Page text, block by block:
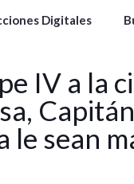
Digitales
IV a la
sean